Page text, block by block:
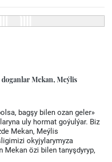
doganlar Mekan, Meýlis
bagşy bilen ozan geler»
uly hormat goýulýar. Biz
Mekan, Meýlis
okyjylarymyza
özi bilen tanyşdyryp,